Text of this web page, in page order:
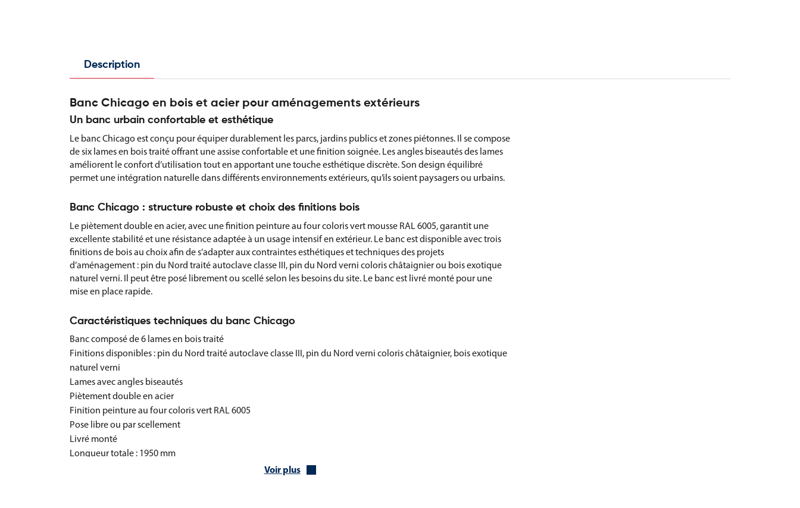
Description
Banc Chicago en bois et acier pour aménagements extérieurs
Un banc urbain confortable et esthétique
Le banc Chicago est conçu pour équiper durablement les parcs, jardins publics et zones piétonnes. Il se compose
de six lames en bois traité offrant une assise confortable et une finition soignée. Les angles biseautés des lames
améliorent le confort d’utilisation tout en apportant une touche esthétique discrète. Son design équilibré
permet une intégration naturelle dans différents environnements extérieurs, qu’ils soient paysagers ou urbains.
Banc Chicago : structure robuste et choix des finitions bois
Le piètement double en acier, avec une finition peinture au four coloris vert mousse RAL 6005, garantit une
excellente stabilité et une résistance adaptée à un usage intensif en extérieur. Le banc est disponible avec trois
finitions de bois au choix afin de s’adapter aux contraintes esthétiques et techniques des projets
d’aménagement : pin du Nord traité autoclave classe III, pin du Nord verni coloris châtaignier ou bois exotique
naturel verni. Il peut être posé librement ou scellé selon les besoins du site. Le banc est livré monté pour une
mise en place rapide.
Caractéristiques techniques du banc Chicago
Banc composé de 6 lames en bois traité
Finitions disponibles : pin du Nord traité autoclave classe III, pin du Nord verni coloris châtaignier, bois exotique
naturel verni
Lames avec angles biseautés
Piètement double en acier
Finition peinture au four coloris vert RAL 6005
Pose libre ou par scellement
Livré monté
Longueur totale : 1950 mm
Voir plus